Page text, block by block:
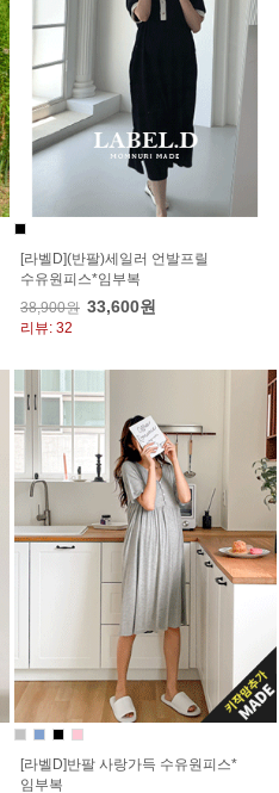
[라벨D](반팔)세일러 언발프릴
수유원피스*임부복
38,900원 33,600원
리뷰: 32
[라벨D]반팔 사랑가득 수유원피스*
임부복